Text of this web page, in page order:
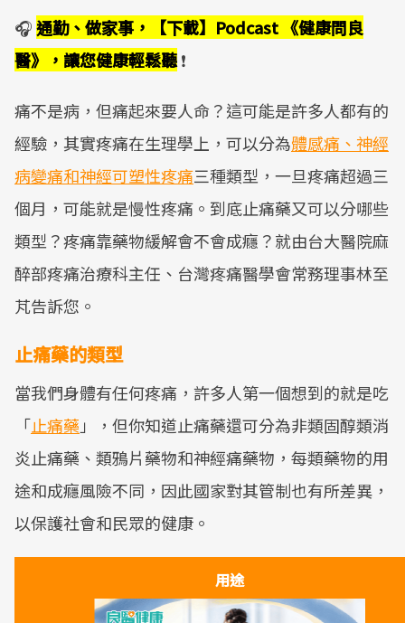
🎧通勤、做家事，【下載】Podcast 《健康問良
醫》，讓您健康輕鬆聽❗
痛不是病，但痛起來要人命？這可能是許多人都有的
經驗，其實疼痛在生理學上，可以分為體感痛、神經
病變痛和神經可塑性疼痛三種類型，一旦疼痛超過三
個月，可能就是慢性疼痛。到底止痛藥又可以分哪些
類型？疼痛靠藥物緩解會不會成癮？就由台大醫院麻
醉部疼痛治療科主任、台灣疼痛醫學會常務理事林至
芃告訴您。
止痛藥的類型
當我們身體有任何疼痛，許多人第一個想到的就是吃
「止痛藥 」，但你知道止痛藥還可分為非類固醇類消
炎止痛藥、類鴉片藥物和神經痛藥物，每類藥物的用
途和成癮風險不同，因此國家對其管制也有所差異，
以保護社會和民眾的健康。
用途